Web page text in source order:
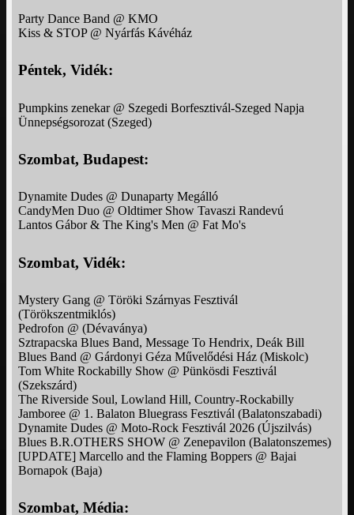
Party Dance Band @ KMO
Kiss & STOP @ Nyárfás Kávéház
Péntek, Vidék:
Pumpkins zenekar @ Szegedi Borfesztivál-Szeged Napja
Ünnepségsorozat (Szeged)
Szombat, Budapest:
Dynamite Dudes @ Dunaparty Megálló
CandyMen Duo @ Oldtimer Show Tavaszi Randevú
Lantos Gábor & The King's Men @ Fat Mo's
Szombat, Vidék:
Mystery Gang @ Töröki Szárnyas Fesztivál
(Törökszentmiklós)
Pedrofon @ (Dévaványa)
Sztrapacska Blues Band, Message To Hendrix, Deák Bill
Blues Band @ Gárdonyi Géza Művelődési Ház (Miskolc)
Tom White Rockabilly Show @ Pünkösdi Fesztivál
(Szekszárd)
The Riverside Soul, Lowland Hill, Country-Rockabilly
Jamboree @ 1. Balaton Bluegrass Fesztivál (Balatonszabadi)
Dynamite Dudes @ Moto-Rock Fesztivál 2026 (Újszilvás)
Blues B.R.OTHERS SHOW @ Zenepavilon (Balatonszemes)
[UPDATE] Marcello and the Flaming Boppers @ Bajai
Bornapok (Baja)
Szombat, Média: